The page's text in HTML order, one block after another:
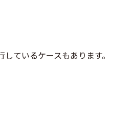
ているケースもあります。